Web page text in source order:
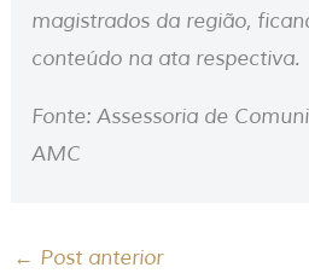
magistrados da região,
conteúdo na ata respectiva.
Fonte: Assessoria de
AMC
← Post anterior